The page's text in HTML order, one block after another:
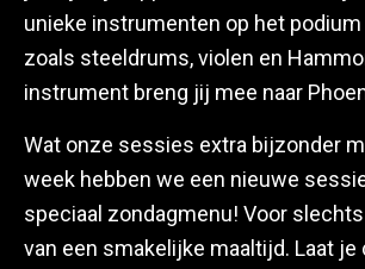
unieke instrumenten op het
zoals steeldrums, violen en
instrument breng jij mee naar
Wat onze sessies extra bijzonder
week hebben we een nieuwe
speciaal zondagmenu! Voor
van een smakelijke maaltijd. Laat je